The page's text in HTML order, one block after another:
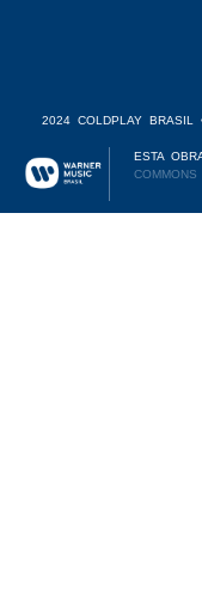
2024 COLDPLAY BRASIL
ESTA
COMMONS